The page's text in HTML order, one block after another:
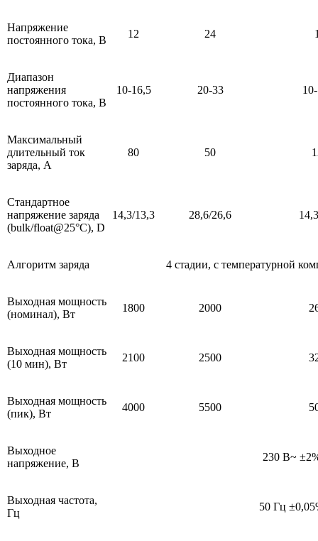
Напряжение
постоянного тока, В
12 24
Диапазон
напряжения
постоянного тока, В
10-16,5 20-33
Максимальный
длительный ток
заряда, А
80 50
Стандартное
напряжение заряда
(bulk/float@25°C), D
14,3/13,3 28,6/26,6
Алгоритм заряда 4 стадии, с температурной
Выходная мощность
(номинал), Вт
1800 2000
Выходная мощность
(10 мин), Вт
2100 2500
Выходная мощность
(пик), Вт
4000 5500
Выходное
напряжение, В
230 В~
Выходная частота,
Гц
50 Гц